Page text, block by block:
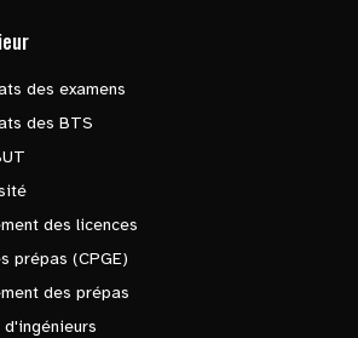
des examens
des BTS
des licences
prépas (CPGE)
des prépas
d'ingénieurs